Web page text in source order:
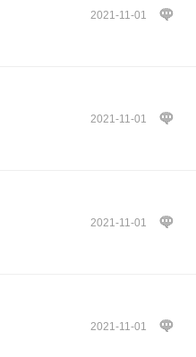
2021-11-01
2021-11-01
2021-11-01
2021-11-01